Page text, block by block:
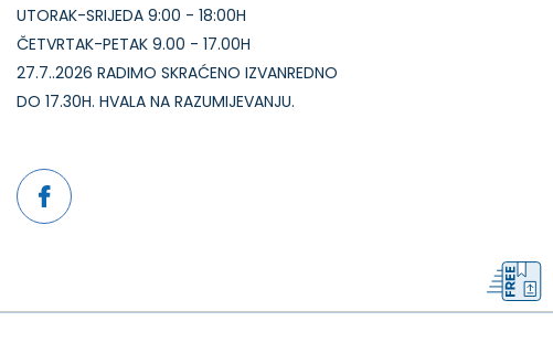
UTORAK-SRIJEDA 9:00 - 18:00H
ČETVRTAK-PETAK 9.00 - 17.00H
27.7..2026 RADIMO SKRAĆENO IZVANREDNO
DO 17.30H. HVALA NA RAZUMIJEVANJU.